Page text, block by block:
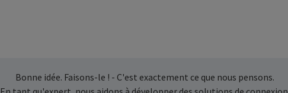
Bonne idée. Faisons-le ! - C'est exactement ce que nous pensons.